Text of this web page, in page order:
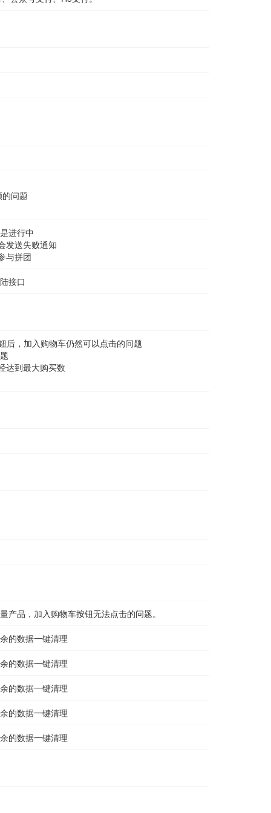
问题
进行中
发送失败通知
与拼团
接口
后，加入购物车仍然可以点击的问题
达到最大购买数
品，加入购物车按钮无法点击的问题。
的数据一键清理
的数据一键清理
的数据一键清理
的数据一键清理
的数据一键清理